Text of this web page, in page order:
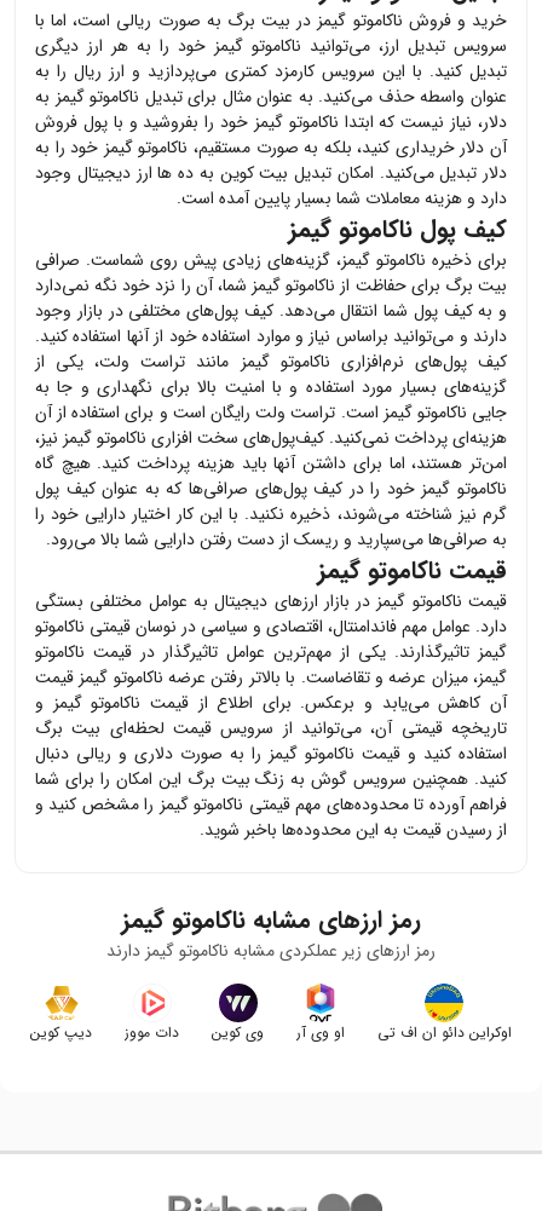
خرید و فروش ناکاموتو گیمز در بیت برگ به صورت ریالی است، اما با
سرویس تبدیل ارز، می‌توانید ناکاموتو گیمز خود را به هر ارز دیگری
تبدیل کنید. با این سرویس کارمزد کمتری می‌پردازید و ارز ریال را به
عنوان واسطه حذف می‌کنید. به عنوان مثال برای تبدیل ناکاموتو گیمز به
دلار، نیاز نیست که ابتدا ناکاموتو گیمز خود را بفروشید و با پول فروش
آن دلار خریداری کنید، بلکه به صورت مستقیم، ناکاموتو گیمز خود را به
دلار تبدیل می‌کنید. امکان تبدیل بیت کوین به ده ها ارز دیجیتال وجود
دارد و هزینه معاملات شما بسیار پایین آمده است.
کیف پول ناکاموتو گیمز
برای ذخیره ناکاموتو گیمز، گزینه‌های زیادی پیش روی شماست. صرافی
بیت برگ برای حفاظت از ناکاموتو گیمز شما، آن را نزد خود نگه نمی‌دارد
و به کیف پول شما انتقال می‌دهد. کیف پول‌های مختلفی در بازار وجود
دارند و می‌توانید براساس نیاز و موارد استفاده خود از آنها استفاده کنید.
کیف پول‌های نرم‌افزاری ناکاموتو گیمز مانند تراست ولت، یکی از
گزینه‌های بسیار مورد استفاده و با امنیت بالا برای نگهداری و جا به
جایی ناکاموتو گیمز است. تراست ولت رایگان است و برای استفاده از آن
هزینه‌ای پرداخت نمی‌کنید. کیف‌پول‌های سخت افزاری ناکاموتو گیمز نیز،
امن‌تر هستند، اما برای داشتن آنها باید هزینه پرداخت کنید. هیچ گاه
ناکاموتو گیمز خود را در کیف پول‌های صرافی‌ها که به عنوان کیف پول
گرم نیز شناخته می‌شوند، ذخیره نکنید. با این کار اختیار دارایی خود را
به صرافی‌ها می‌سپارید و ریسک از دست رفتن دارایی شما بالا می‌رود.
قیمت ناکاموتو گیمز
قیمت ناکاموتو گیمز در بازار ارزهای دیجیتال به عوامل مختلفی بستگی
دارد. عوامل مهم فاندامنتال، اقتصادی و سیاسی در نوسان قیمتی ناکاموتو
گیمز تاثیرگذارند. یکی از مهم‌ترین عوامل تاثیرگذار در قیمت ناکاموتو
گیمز، میزان عرضه و تقاضاست. با بالاتر رفتن عرضه ناکاموتو گیمز قیمت
آن کاهش می‌یابد و برعکس. برای اطلاع از قیمت ناکاموتو گیمز و
تاریخچه قیمتی آن، می‌توانید از سرویس قیمت لحظه‌ای بیت برگ
استفاده کنید و قیمت ناکاموتو گیمز را به صورت دلاری و ریالی دنبال
کنید. همچنین سرویس گوش به زنگ بیت برگ این امکان را برای شما
فراهم آورده تا محدوده‌های مهم قیمتی ناکاموتو گیمز را مشخص کنید و
از رسیدن قیمت به این محدوده‌ها باخبر شوید.
رمز ارزهای مشابه ناکاموتو گیمز
رمز ارزهای زیر عملکردی مشابه ناکاموتو گیمز دارند
اوکراین دائو ان اف تی او وی آر وی کوین دات مووز دیپ کوین